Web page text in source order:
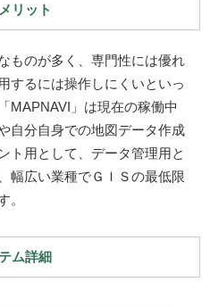
リット
ものが多く、専門性には優れ
するには操作しにくいといっ
MAPNAVI」は現在の稼働中
自分自身での地図データ作成
ト用として、データ管理用と
幅広い業種でＧＩＳの最低限
。
ム詳細